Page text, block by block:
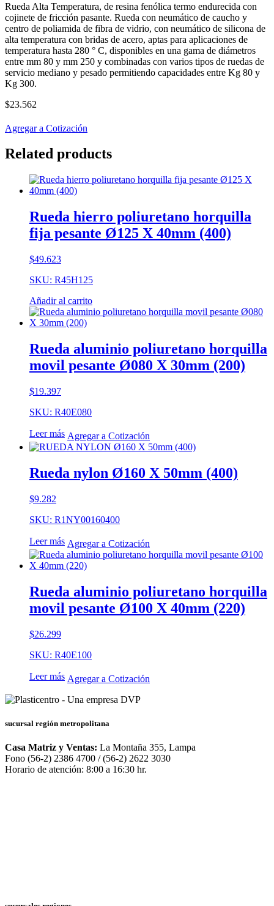
Rueda Alta Temperatura, de resina fenólica termo endurecida con
cojinete de fricción pasante. Rueda con neumático de caucho y
centro de poliamida de fibra de vidrio, con neumático de silicona de
alta temperatura con bridas de acero, aptas para aplicaciones de
temperatura hasta 280 ° C, disponibles en una gama de diámetros
entre mm 80 y mm 250 y combinadas con varios tipos de ruedas de
servicio mediano y pesado permitiendo capacidades entre Kg 80 y
Kg 300.
$23.562
Agregar a Cotización
Related products
Rueda hierro poliuretano horquilla
fija pesante Ø125 X 40mm (400)
$49.623
SKU: R45H125
Añadir al carrito
Rueda aluminio poliuretano horquilla
movil pesante Ø080 X 30mm (200)
$19.397
SKU: R40E080
Leer más Agregar a Cotización
Rueda nylon Ø160 X 50mm (400)
$9.282
SKU: R1NY00160400
Leer más Agregar a Cotización
Rueda aluminio poliuretano horquilla
movil pesante Ø100 X 40mm (220)
$26.299
SKU: R40E100
Leer más Agregar a Cotización
sucursal región metropolitana
Casa Matriz y Ventas: La Montaña 355, Lampa
Fono (56-2) 2386 4700 / (56-2) 2622 3030
Horario de atención: 8:00 a 16:30 hr.